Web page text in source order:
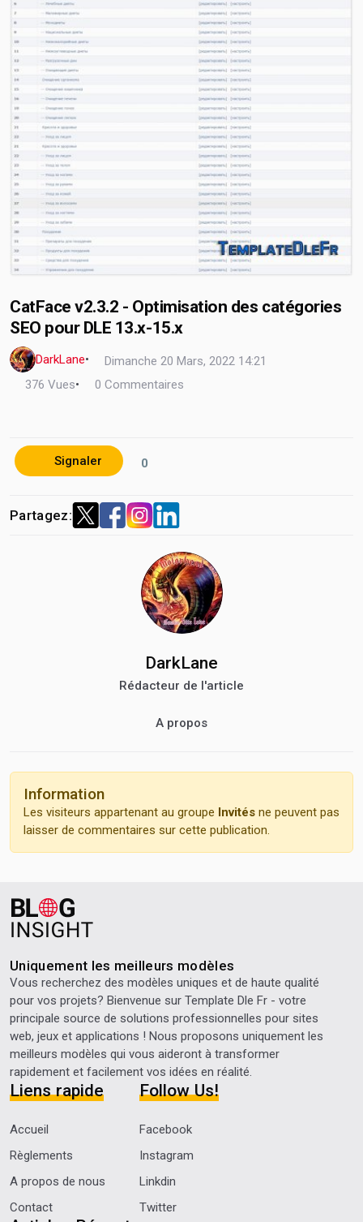
CatFace v2.3.2 - Optimisation des catégories
SEO pour DLE 13.x-15.x
DarkLane•
Dimanche 20 Mars, 2022 14:21
376 Vues• 0 Commentaires
Signaler 0
Partagez:
DarkLane
Rédacteur de l'article
A propos
Information
Les visiteurs appartenant au groupe Invités ne peuvent pas
laisser de commentaires sur cette publication.
Uniquement les meilleurs modèles
Vous recherchez des modèles uniques et de haute qualité
pour vos projets? Bienvenue sur Template Dle Fr - votre
principale source de solutions professionnelles pour sites
web, jeux et applications ! Nous proposons uniquement les
meilleurs modèles qui vous aideront à transformer
rapidement et facilement vos idées en réalité.
Liens rapide
Accueil
Règlements
A propos de nous
Contact
Follow Us!
Facebook
Instagram
Linkdin
Twitter